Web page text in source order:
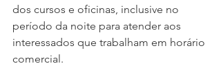
dos cursos e oficinas, inclusive no
período da noite para atender aos
interessados que trabalham em horário
comercial.